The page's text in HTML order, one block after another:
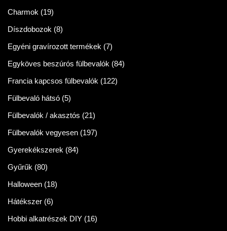
Charmok (19)
Díszdobozok (8)
Egyéni gravírozott termékek (7)
Egyköves beszúrós fülbevalók (84)
Francia kapcsos fülbevalók (122)
Fülbevaló hátsó (5)
Fülbevalók / akasztós (21)
Fülbevalók vegyesen (197)
Gyerekékszerek (84)
Gyűrűk (80)
Halloween (18)
Hátékszer (6)
Hobbi alkatrészek DIY (16)